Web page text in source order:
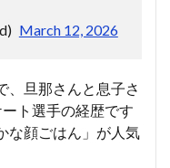
March 12, 2026
、旦那さんと息子さ
ト選手の経歴です
な顔ごはん」が人気